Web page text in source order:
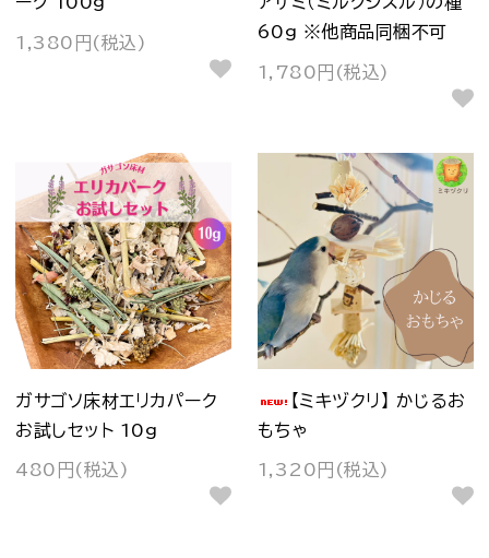
1,380円(税込)
60g ※他商品同梱不可
1,780円(税込)
ガサゴソ床材エリカパーク
お試しセット 10g
480円(税込)
【ミキヅクリ】 かじるお
もちゃ
1,320円(税込)